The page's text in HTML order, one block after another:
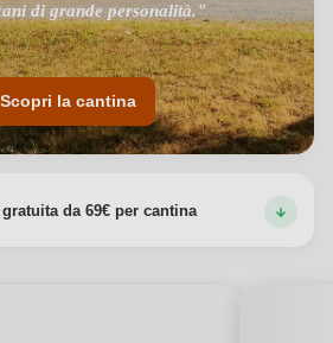
di grande personalità."
Scopri la cantina
da 69€ per cantina